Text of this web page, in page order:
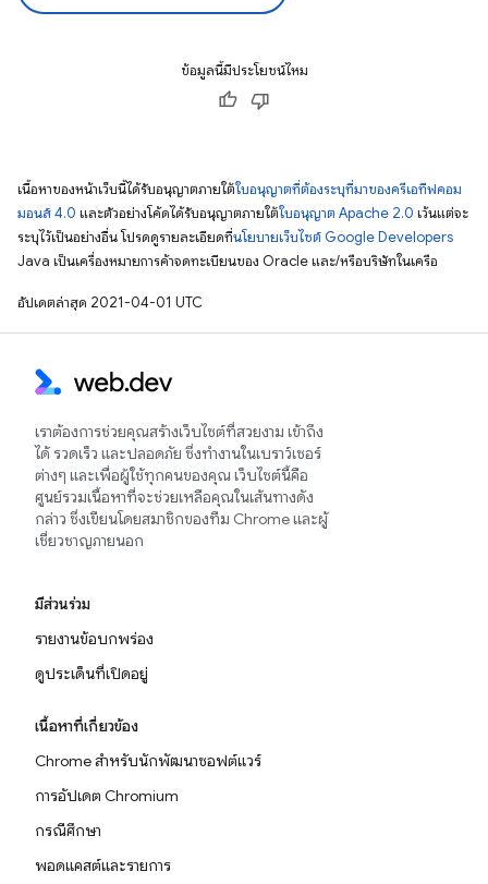
ข้อมูลนี้มีประโยชน์ไหม
เนื้อหาของหน้าเว็บนี้ได้รับอนุญาตภายใต้ใบอนุญาตที่ต้องระบุที่มาของครีเอทีฟคอม
มอนส์ 4.0 และตัวอย่างโค้ดได้รับอนุญาตภายใต้ใบอนุญาต Apache 2.0 เว้นแต่จะ
ระบุไว้เป็นอย่างอื่น โปรดดูรายละเอียดที่นโยบายเว็บไซต์ Google Developers
Java เป็นเครื่องหมายการค้าจดทะเบียนของ Oracle และ/หรือบริษัทในเครือ
อัปเดตล่าสุด 2021-04-01 UTC
เราต้องการช่วยคุณสร้างเว็บไซต์ที่สวยงาม เข้าถึง
ได้ รวดเร็ว และปลอดภัย ซึ่งทำงานในเบราว์เซอร์
ต่างๆ และเพื่อผู้ใช้ทุกคนของคุณ เว็บไซต์นี้คือ
ศูนย์รวมเนื้อหาที่จะช่วยเหลือคุณในเส้นทางดัง
กล่าว ซึ่งเขียนโดยสมาชิกของทีม Chrome และผู้
เชี่ยวชาญภายนอก
มีส่วนร่วม
รายงานข้อบกพร่อง
ดูประเด็นที่เปิดอยู่
เนื้อหาที่เกี่ยวข้อง
Chrome สำหรับนักพัฒนาซอฟต์แวร์
การอัปเดต Chromium
กรณีศึกษา
พอดแคสต์และรายการ